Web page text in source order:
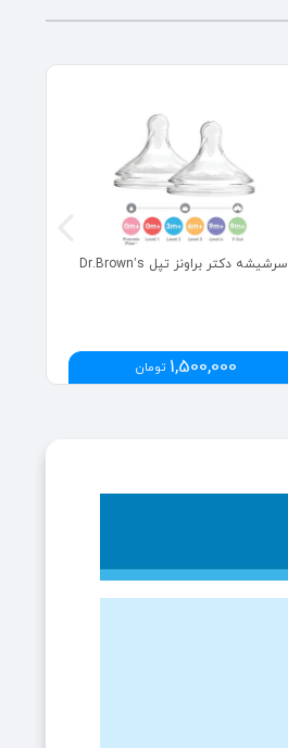
سرشیشه دکتر براونز تپل Dr.Brown’s
1,500,000 تومان